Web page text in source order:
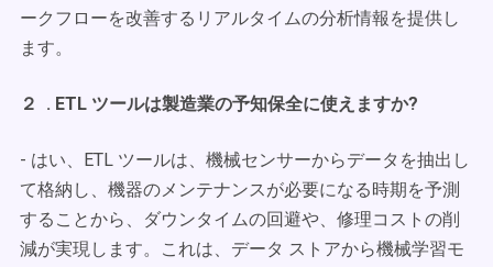
ークフローを改善するリアルタイムの分析情報を提供し
ます。
２ . ETL ツールは製造業の予知保全に使えますか?
- はい、ETL ツールは、機械センサーからデータを抽出し
て格納し、機器のメンテナンスが必要になる時期を予測
することから、ダウンタイムの回避や、修理コストの削
減が実現します。これは、データ ストアから機械学習モ